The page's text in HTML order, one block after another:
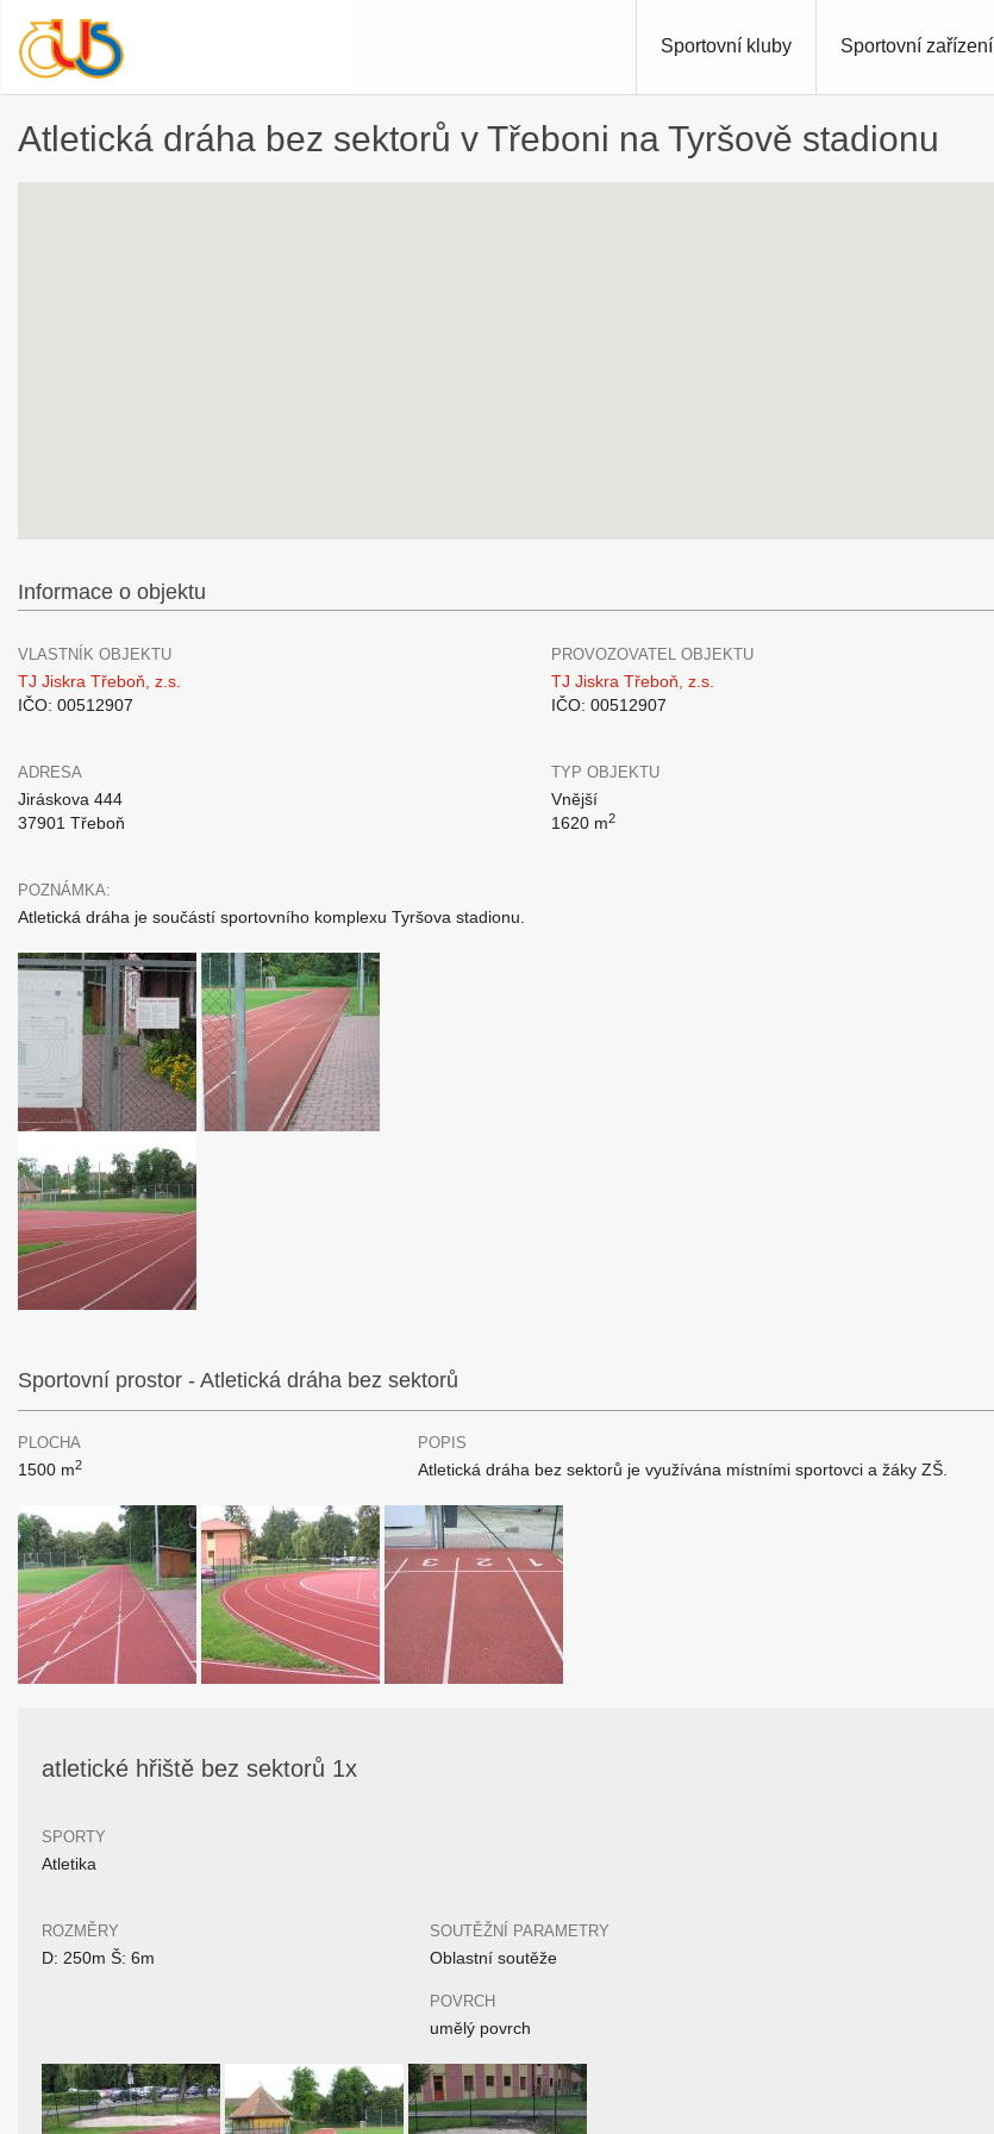
Sportovní kluby Sportovní zařízení
Atletická dráha bez sektorů v Třeboni na Tyršově stadionu
Informace o objektu
VLASTNÍK OBJEKTU
TJ Jiskra Třeboň, z.s.
IČO: 00512907
PROVOZOVATEL OBJEKTU
TJ Jiskra Třeboň, z.s.
IČO: 00512907
ADRESA
Jiráskova 444
37901 Třeboň
TYP OBJEKTU
Vnější
1620 m2
POZNÁMKA:
Atletická dráha je součástí sportovního komplexu Tyršova stadionu.
Sportovní prostor - Atletická dráha bez sektorů
PLOCHA
1500 m2
POPIS
Atletická dráha bez sektorů je využívána místními sportovci a žáky ZŠ.
atletické hřiště bez sektorů 1x
SPORTY
Atletika
ROZMĚRY
D: 250m Š: 6m
SOUTĚŽNÍ PARAMETRY
Oblastní soutěže
POVRCH
umělý povrch